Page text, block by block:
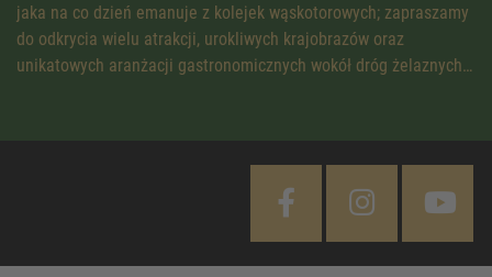
jaka na co dzień emanuje z kolejek wąskotorowych; zapraszamy
do odkrycia wielu atrakcji, urokliwych krajobrazów oraz
unikatowych aranżacji gastronomicznych wokół dróg żelaznych…